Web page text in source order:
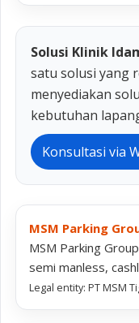
Solusi Klinik
satu solusi yang
menyediakan
kebutuhan
Konsultasi via
MSM Parking
MSM Parking
semi manless,
Legal entity: PT MSM